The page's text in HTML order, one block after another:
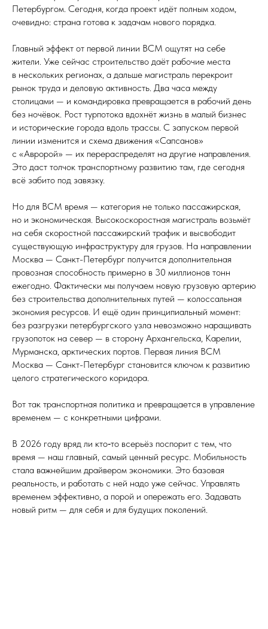
Петербургом. Сегодня, когда проект идёт полным ходом,
очевидно: страна готова к задачам нового порядка.
Главный эффект от первой линии ВСМ ощутят на себе
жители. Уже сейчас строительство даёт рабочие места
в нескольких регионах, а дальше магистраль перекроит
рынок труда и деловую активность. Два часа между
столицами — и командировка превращается в рабочий день
без ночёвок. Рост турпотока вдохнёт жизнь в малый бизнес
и исторические города вдоль трассы. С запуском первой
линии изменится и схема движения «Сапсанов»
с «Авророй» — их перераспределят на другие направления.
Это даст толчок транспортному развитию там, где сегодня
всё забито под завязку.
Но для ВСМ время — категория не только пассажирская,
но и экономическая. Высокоскоростная магистраль возьмёт
на себя скоростной пассажирский трафик и высвободит
существующую инфраструктуру для грузов. На направлении
Москва — Санкт-Петербург получится дополнительная
провозная способность примерно в 30 миллионов тонн
ежегодно. Фактически мы получаем новую грузовую артерию
без строительства дополнительных путей — колоссальная
экономия ресурсов. И ещё один принципиальный момент:
без разгрузки петербургского узла невозможно наращивать
грузопоток на север — в сторону Архангельска, Карелии,
Мурманска, арктических портов. Первая линия ВСМ
Москва — Санкт-Петербург становится ключом к развитию
целого стратегического коридора.
Вот так транспортная политика и превращается в управление
временем — с конкретными цифрами.
В 2026 году вряд ли кто‑то всерьёз поспорит с тем, что
время — наш главный, самый ценный ресурс. Мобильность
стала важнейшим драйвером экономики. Это базовая
реальность, и работать с ней надо уже сейчас. Управлять
временем эффективно, а порой и опережать его. Задавать
новый ритм — для себя и для будущих поколений.